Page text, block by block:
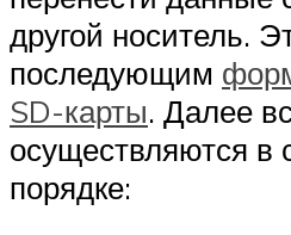
другой носитель.
последующим
SD-карты. Далее
осуществляются
порядке: